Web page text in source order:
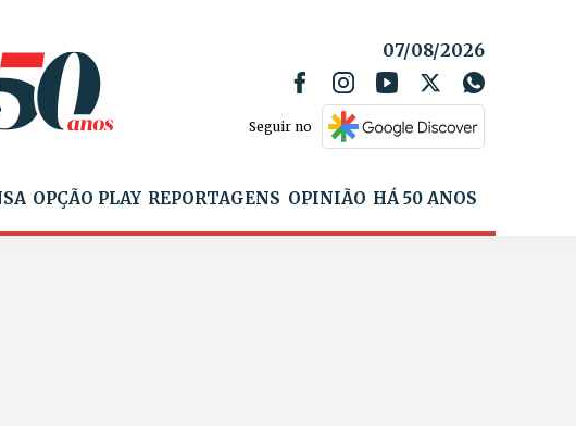
07/08/2026
Seguir no
OPÇÃO PLAY REPORTAGENS OPINIÃO HÁ 50 ANOS